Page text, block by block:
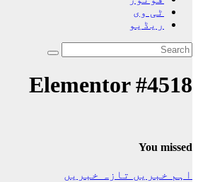
ٹی وی
ریڈیو
Elementor #4518
You missed
اہم خبریں تازہ خبریں